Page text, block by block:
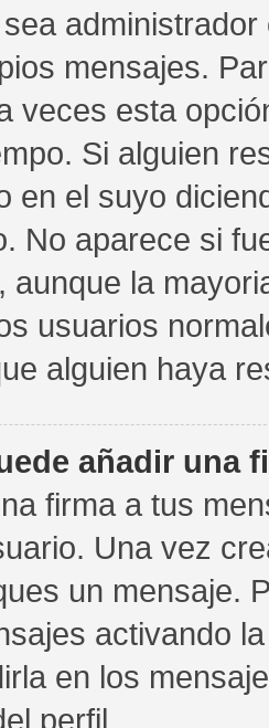
mensajes.
veces esta
Si alguien
en el suyo
No aparece si
aunque la
usuarios
alguien haya
añadir una
firma a tus
Una vez
un mensaje.
activando
en los
perfil.